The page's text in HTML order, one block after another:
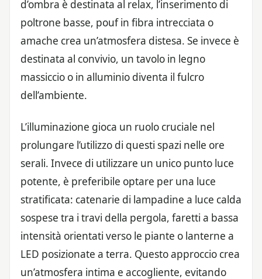
d’ombra è destinata al relax, l’inserimento di
poltrone basse, pouf in fibra intrecciata o
amache crea un’atmosfera distesa. Se invece è
destinata al convivio, un tavolo in legno
massiccio o in alluminio diventa il fulcro
dell’ambiente.
L’illuminazione gioca un ruolo cruciale nel
prolungare l’utilizzo di questi spazi nelle ore
serali. Invece di utilizzare un unico punto luce
potente, è preferibile optare per una luce
stratificata: catenarie di lampadine a luce calda
sospese tra i travi della pergola, faretti a bassa
intensità orientati verso le piante o lanterne a
LED posizionate a terra. Questo approccio crea
un’atmosfera intima e accogliente, evitando